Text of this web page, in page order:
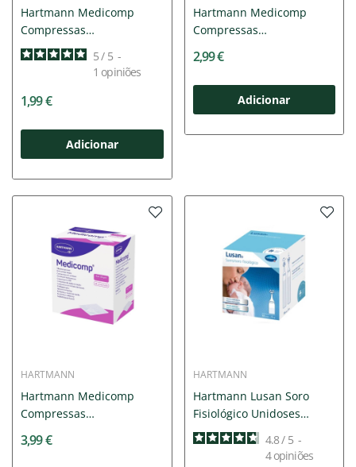
Hartmann Medicomp
Compressas
Esterilizadas...
5/ 5 -
1 opiniões
1,99 €
Adicionar
Hartmann Medicomp
Compressas
2,99 €
Adicionar
HARTMANN
Hartmann Medicomp
Compressas
3,99 €
HARTMANN
Hartmann Lusan Soro
Fisiológico Unidoses
30x5ml
4.8/ 5 -
4opiniões